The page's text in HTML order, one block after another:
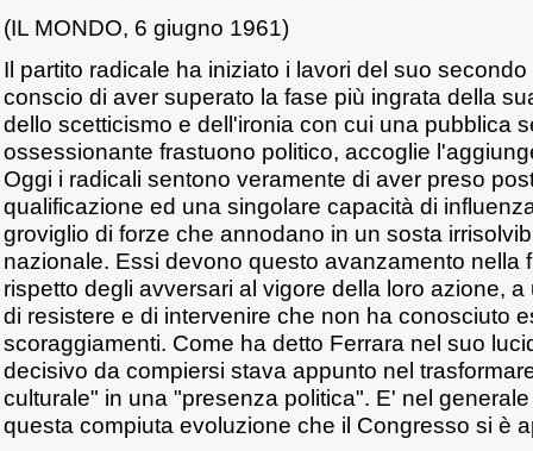
(IL MONDO, 6 giugno 1961)
Il partito radicale ha iniziato i lavori del suo
conscio di aver superato la fase più ingrata della
dello scetticismo e dell'ironia con cui una pubblica
ossessionante frastuono politico, accoglie
Oggi i radicali sentono veramente di aver preso
qualificazione ed una singolare capacità di
groviglio di forze che annodano in un sosta
nazionale. Essi devono questo avanzamento nella
rispetto degli avversari al vigore della loro azione,
di resistere e di intervenire che non ha conosciuto
scoraggiamenti. Come ha detto Ferrara nel suo
decisivo da compiersi stava appunto nel
culturale" in una "presenza politica". E' nel
questa compiuta evoluzione che il Congresso si è